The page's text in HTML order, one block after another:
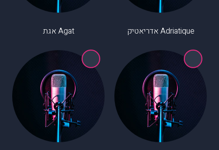
Adriatique אדריאטיק Agat אגת